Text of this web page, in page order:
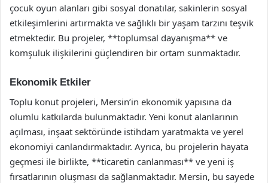
çocuk oyun alanları gibi sosyal donatılar, sakinlerin sosyal
etkileşimlerini artırmakta ve sağlıklı bir yaşam tarzını teşvik
etmektedir. Bu projeler, **toplumsal dayanışma** ve
komşuluk ilişkilerini güçlendiren bir ortam sunmaktadır.
Ekonomik Etkiler
Toplu konut projeleri, Mersin’in ekonomik yapısına da
olumlu katkılarda bulunmaktadır. Yeni konut alanlarının
açılması, inşaat sektöründe istihdam yaratmakta ve yerel
ekonomiyi canlandırmaktadır. Ayrıca, bu projelerin hayata
geçmesi ile birlikte, **ticaretin canlanması** ve yeni iş
fırsatlarının oluşması da sağlanmaktadır. Mersin, bu sayede